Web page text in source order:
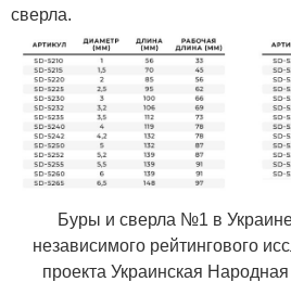
сверла.
Буры и сверла №1 в
независимого рейтингового
проекта Украинская